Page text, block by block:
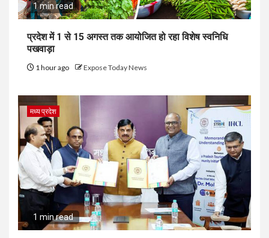
1 min read
प्रदेश में 1 से 15 अगस्त तक आयोजित हो रहा विशेष स्वनिधि
पखवाड़ा
1 hour ago Expose Today News
मध्य प्रदेश
1 min read